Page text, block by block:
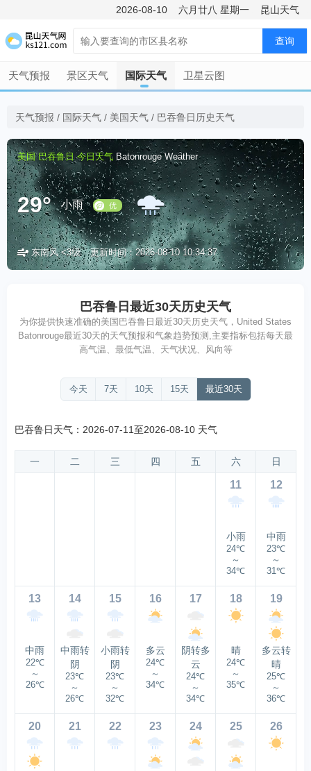
2026-08-10 六月廿八 星期一 昆山天气
查询
天气预报 景区天气 国际天气 卫星云图
天气预报 / 国际天气 / 美国天气 / 巴吞鲁日历史天气
美国 巴吞鲁日 今日天气 Batonrouge Weather
29° 小雨
优
东南风 <3级 更新时间：2026-08-10 10:34:37
巴吞鲁日最近30天历史天气
为你提供快速准确的美国巴吞鲁日最近30天历史天气，United States
Batonrouge最近30天的天气预报和气象趋势预测,主要指标包括每天最
高气温、最低气温、天气状况、风向等
今天 7天 10天 15天 最近30天
巴吞鲁日天气：2026-07-11至2026-08-10 天气
一 二 三 四 五 六 日
11
小雨
24℃
～
34℃
12
中雨
23℃
～
31℃
13
中雨
22℃
～
26℃
14
中雨转
阴
23℃
～
26℃
15
小雨转
阴
23℃
～
32℃
16
多云
24℃
～
34℃
17
阴转多
云
24℃
～
34℃
18
晴
24℃
～
35℃
19
多云转
晴
25℃
～
36℃
20 21 22 23 24 25 26